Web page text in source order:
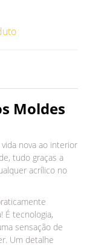
Moldes
nova ao interior
tudo graças a
acrílico no
É tecnologia,
sensação de
Um detalhe